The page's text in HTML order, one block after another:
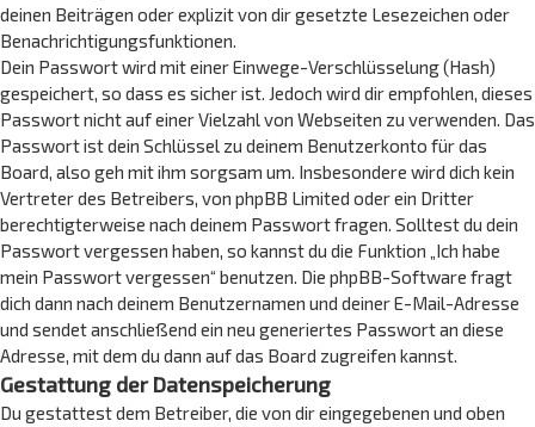
deinen Beiträgen oder explizit von dir gesetzte Lesezeichen oder
Benachrichtigungsfunktionen.
Dein Passwort wird mit einer Einwege-Verschlüsselung (Hash)
gespeichert, so dass es sicher ist. Jedoch wird dir empfohlen, dieses
Passwort nicht auf einer Vielzahl von Webseiten zu verwenden. Das
Passwort ist dein Schlüssel zu deinem Benutzerkonto für das
Board, also geh mit ihm sorgsam um. Insbesondere wird dich kein
Vertreter des Betreibers, von phpBB Limited oder ein Dritter
berechtigterweise nach deinem Passwort fragen. Solltest du dein
Passwort vergessen haben, so kannst du die Funktion „Ich habe
mein Passwort vergessen“ benutzen. Die phpBB-Software fragt
dich dann nach deinem Benutzernamen und deiner E-Mail-Adresse
und sendet anschließend ein neu generiertes Passwort an diese
Adresse, mit dem du dann auf das Board zugreifen kannst.
Gestattung der Datenspeicherung
Du gestattest dem Betreiber, die von dir eingegebenen und oben